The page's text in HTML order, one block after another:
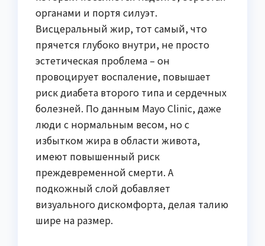
органами и портя силуэт.
Висцеральный жир, тот самый, что
прячется глубоко внутри, не просто
эстетическая проблема – он
провоцирует воспаление, повышает
риск диабета второго типа и сердечных
болезней. По данным Mayo Clinic, даже
люди с нормальным весом, но с
избытком жира в области живота,
имеют повышенный риск
преждевременной смерти. А
подкожный слой добавляет
визуального дискомфорта, делая талию
шире на размер.